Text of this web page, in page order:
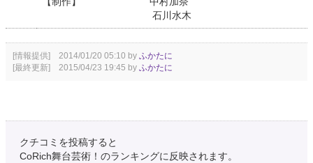
石川水木
[情報提供] 2014/01/20 05:10 by ふかたに
[最終更新] 2015/04/23 19:45 by ふかたに
クチコミを投稿すると
CoRich舞台芸術！のランキングに反映されます。